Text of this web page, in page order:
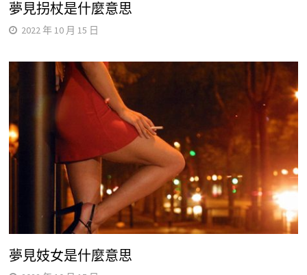
夢見拐杖是什麼意思
2022 年 10 月 15 日
夢見妓女是什麼意思